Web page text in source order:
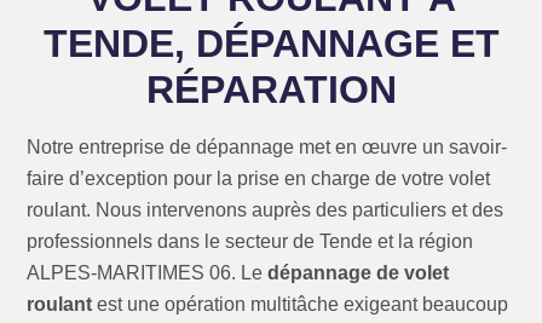
TENDE, DÉPANNAGE ET
RÉPARATION
Notre entreprise de dépannage met en œuvre un savoir-
faire d’exception pour la prise en charge de votre volet
roulant. Nous intervenons auprès des particuliers et des
professionnels dans le secteur de Tende et la région
ALPES-MARITIMES 06. Ledépannage de volet
roulant est une opération multitâche exigeant beaucoup